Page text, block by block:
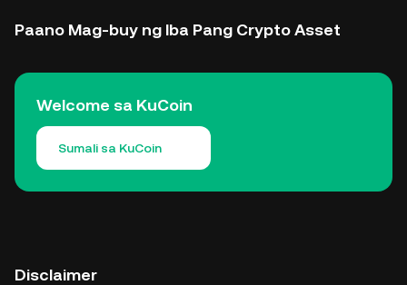
Paano Mag-buy ng Iba Pang Crypto Asset
Welcome sa KuCoin
Sumali sa KuCoin
Disclaimer